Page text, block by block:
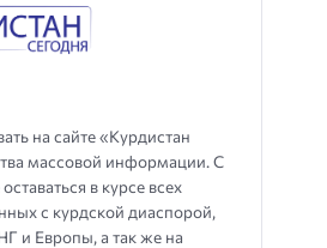
на сайте «Курдистан
массовой информации. С
в курсе всех
с курдской диаспорой,
и Европы, а так же на